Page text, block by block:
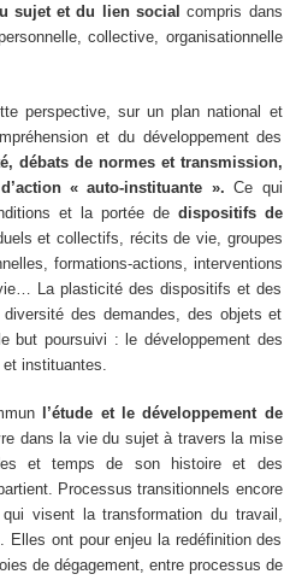
sujet et du lien socialcompris dans
collective, organisationnelle
perspective, sur un plan national et
et du développement des
débats de normes et transmission,
« auto-instituante ». Ce qui
et la portée de dispositifs de
et collectifs, récits de vie, groupes
formations-actions, interventions
La plasticité des dispositifs et des
des demandes, des objets et
but poursuivi : le développement des
instituantes.
l’étude et le développement de
dans la vie du sujet à travers la mise
et temps de son histoire et des
Processus transitionnels encore
visent la transformation du travail,
Elles ont pour enjeu la redéfinition des
de dégagement, entre processus de